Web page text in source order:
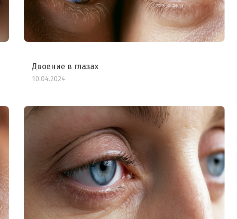
Двоение в глазах
10.04.2024